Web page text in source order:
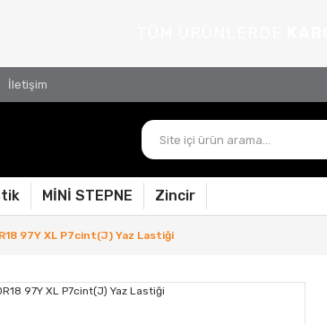
İletişim
MİNİ STEPNE Zincir
97Y XL P7cint(J) Yaz Lastiği